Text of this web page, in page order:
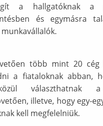
a hallgatóknak a
és egymásra
több mint 20 cég
a fiataloknak abban,
választhatnak
illetve, hogy egy-
kell megfelelniük.